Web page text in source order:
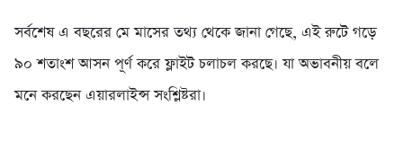
সর্বশেষ এ বছরের মে মাসের তথ্য থেকে জানা গেছে, এই রুটে গড়ে
৯০ শতাংশ আসন পূর্ণ করে ফ্লাইট চলাচল করছে। যা অভাবনীয় বলে
মনে করছেন এয়ারলাইন্স সংশ্লিষ্টরা।